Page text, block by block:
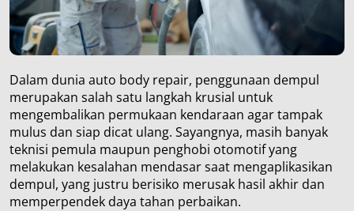
Dalam dunia auto body repair, penggunaan dempul
merupakan salah satu langkah krusial untuk
mengembalikan permukaan kendaraan agar tampak
mulus dan siap dicat ulang. Sayangnya, masih banyak
teknisi pemula maupun penghobi otomotif yang
melakukan kesalahan mendasar saat mengaplikasikan
dempul, yang justru berisiko merusak hasil akhir dan
memperpendek daya tahan perbaikan.